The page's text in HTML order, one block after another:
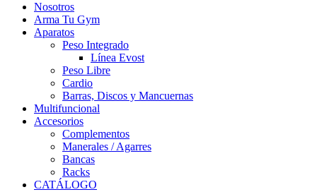
Nosotros
Arma Tu Gym
Aparatos
Peso Integrado
Línea Evost
Peso Libre
Cardio
Barras, Discos y Mancuernas
Multifuncional
Accesorios
Complementos
Manerales / Agarres
Bancas
Racks
CATÁLOGO